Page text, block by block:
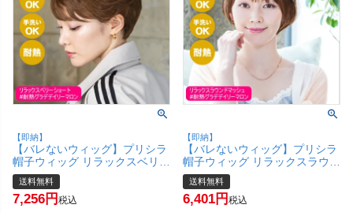
【即納】
【バレないウィッグ】プリシラ
帽子ウィッグ リラックスベリー
ショート BO-06-GTDM #耐熱
グラデデイリーマロン Mサイズ
(約54～60cm)【ヘアアイロン
送料無料
7,256 税込
【即納】
【バレないウィッグ】プリシラ
帽子ウィッグ リラックスラウン
ドマッシュ BO-05-GTDM #耐
熱グラデデイリーマロン Mサイ
ズ(約54～60cm)【ヘアアイロ
送料無料
6,401 税込